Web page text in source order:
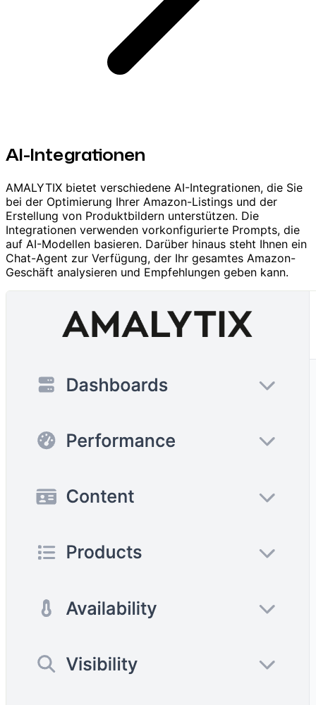
AI-Integrationen
AMALYTIX bietet verschiedene AI-Integrationen, die Sie
bei der Optimierung Ihrer Amazon-Listings und der
Erstellung von Produktbildern unterstützen. Die
Integrationen verwenden vorkonfigurierte Prompts, die
auf AI-Modellen basieren. Darüber hinaus steht Ihnen ein
Chat-Agent zur Verfügung, der Ihr gesamtes Amazon-
Geschäft analysieren und Empfehlungen geben kann.